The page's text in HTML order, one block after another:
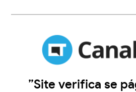
”Site verifica se